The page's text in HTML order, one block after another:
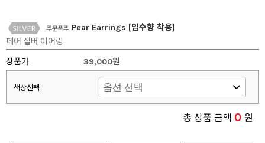
Pear Earrings [임수향 착용]
페어 실버 이어링
상품가
39,000원
색상선택
총 상품 금액 0 원